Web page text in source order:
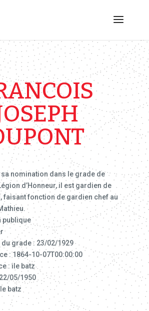
sa nomination dans le grade de
d’Honneur, il est gardien de
faisant fonction de gardien chef au
publique
du grade : 23/02/1929
: 1864-10-07T00:00:00
: ile batz
05/1950
batz